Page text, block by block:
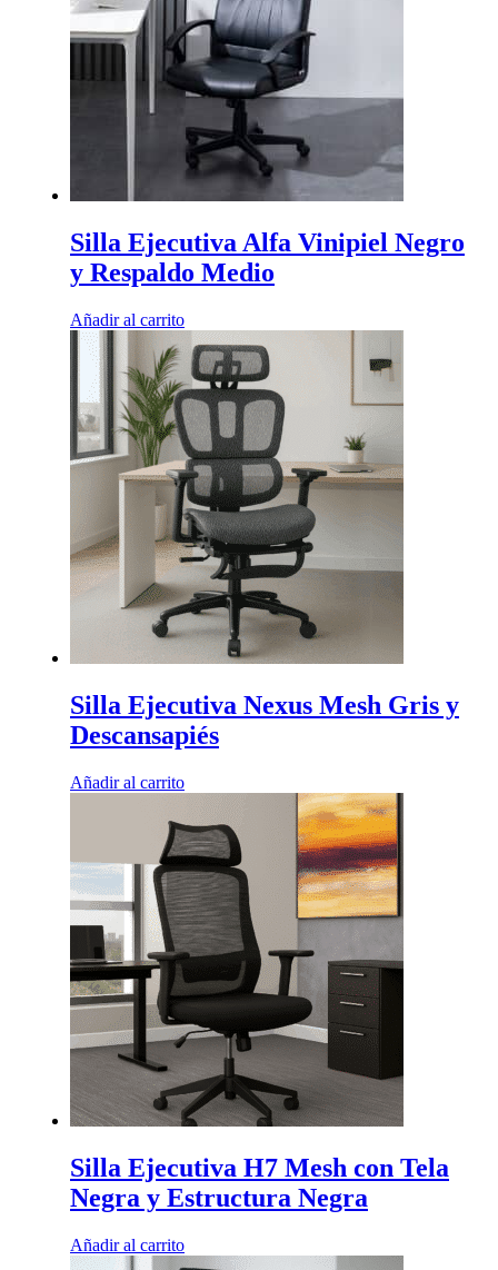
Silla Ejecutiva Alfa Vinipiel Negro
y Respaldo Medio
Añadir al carrito
Silla Ejecutiva Nexus Mesh Gris y
Descansapiés
Añadir al carrito
Silla Ejecutiva H7 Mesh con Tela
Negra y Estructura Negra
Añadir al carrito